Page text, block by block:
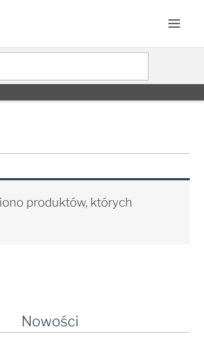
Nowości
produktów, których